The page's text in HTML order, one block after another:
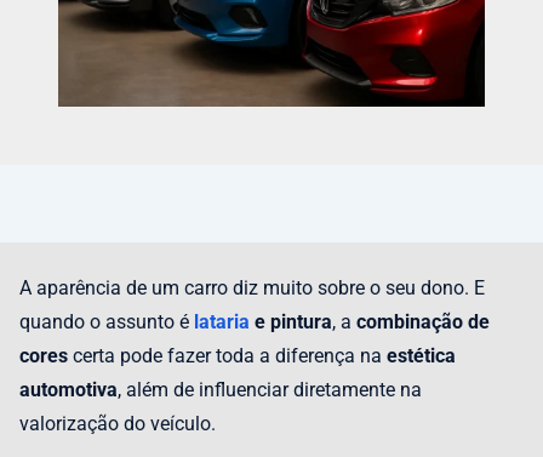
A aparência de um carro diz muito sobre o seu dono. E
quando o assunto é lataria e pintura, a combinação de
cores certa pode fazer toda a diferença na estética
automotiva, além de influenciar diretamente na
valorização do veículo.